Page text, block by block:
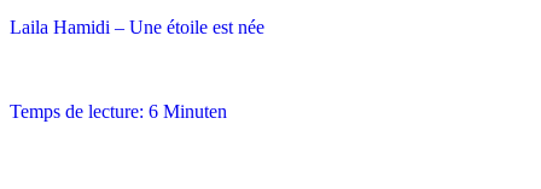
Laila Hamidi – Une étoile est née
Temps de lecture: 6 Minuten